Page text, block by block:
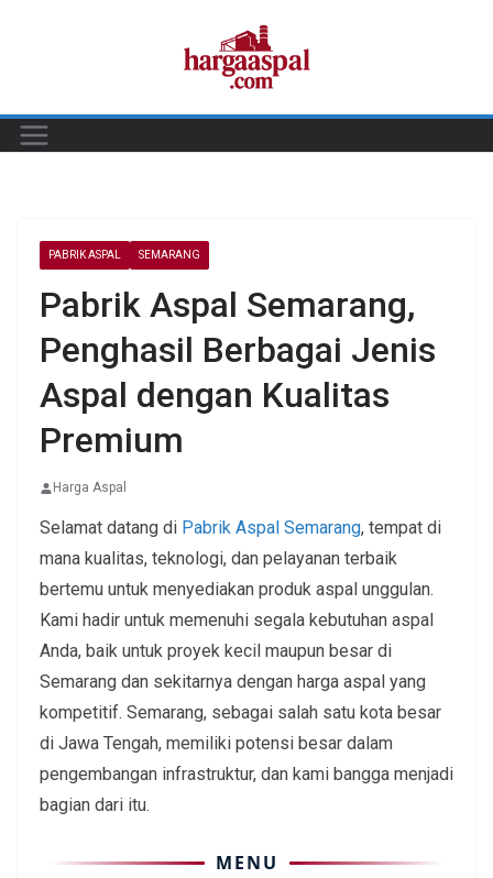
PABRIK ASPAL SEMARANG
Pabrik Aspal Semarang,
Penghasil Berbagai Jenis
Aspal dengan Kualitas
Premium
Harga Aspal
Selamat datang di Pabrik Aspal Semarang, tempat di
mana kualitas, teknologi, dan pelayanan terbaik
bertemu untuk menyediakan produk aspal unggulan.
Kami hadir untuk memenuhi segala kebutuhan aspal
Anda, baik untuk proyek kecil maupun besar di
Semarang dan sekitarnya dengan harga aspal yang
kompetitif. Semarang, sebagai salah satu kota besar
di Jawa Tengah, memiliki potensi besar dalam
pengembangan infrastruktur, dan kami bangga menjadi
bagian dari itu.
MENU